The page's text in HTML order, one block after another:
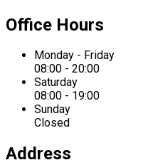
Office Hours
Monday - Friday
08:00 - 20:00
Saturday
08:00 - 19:00
Sunday
Closed
Address